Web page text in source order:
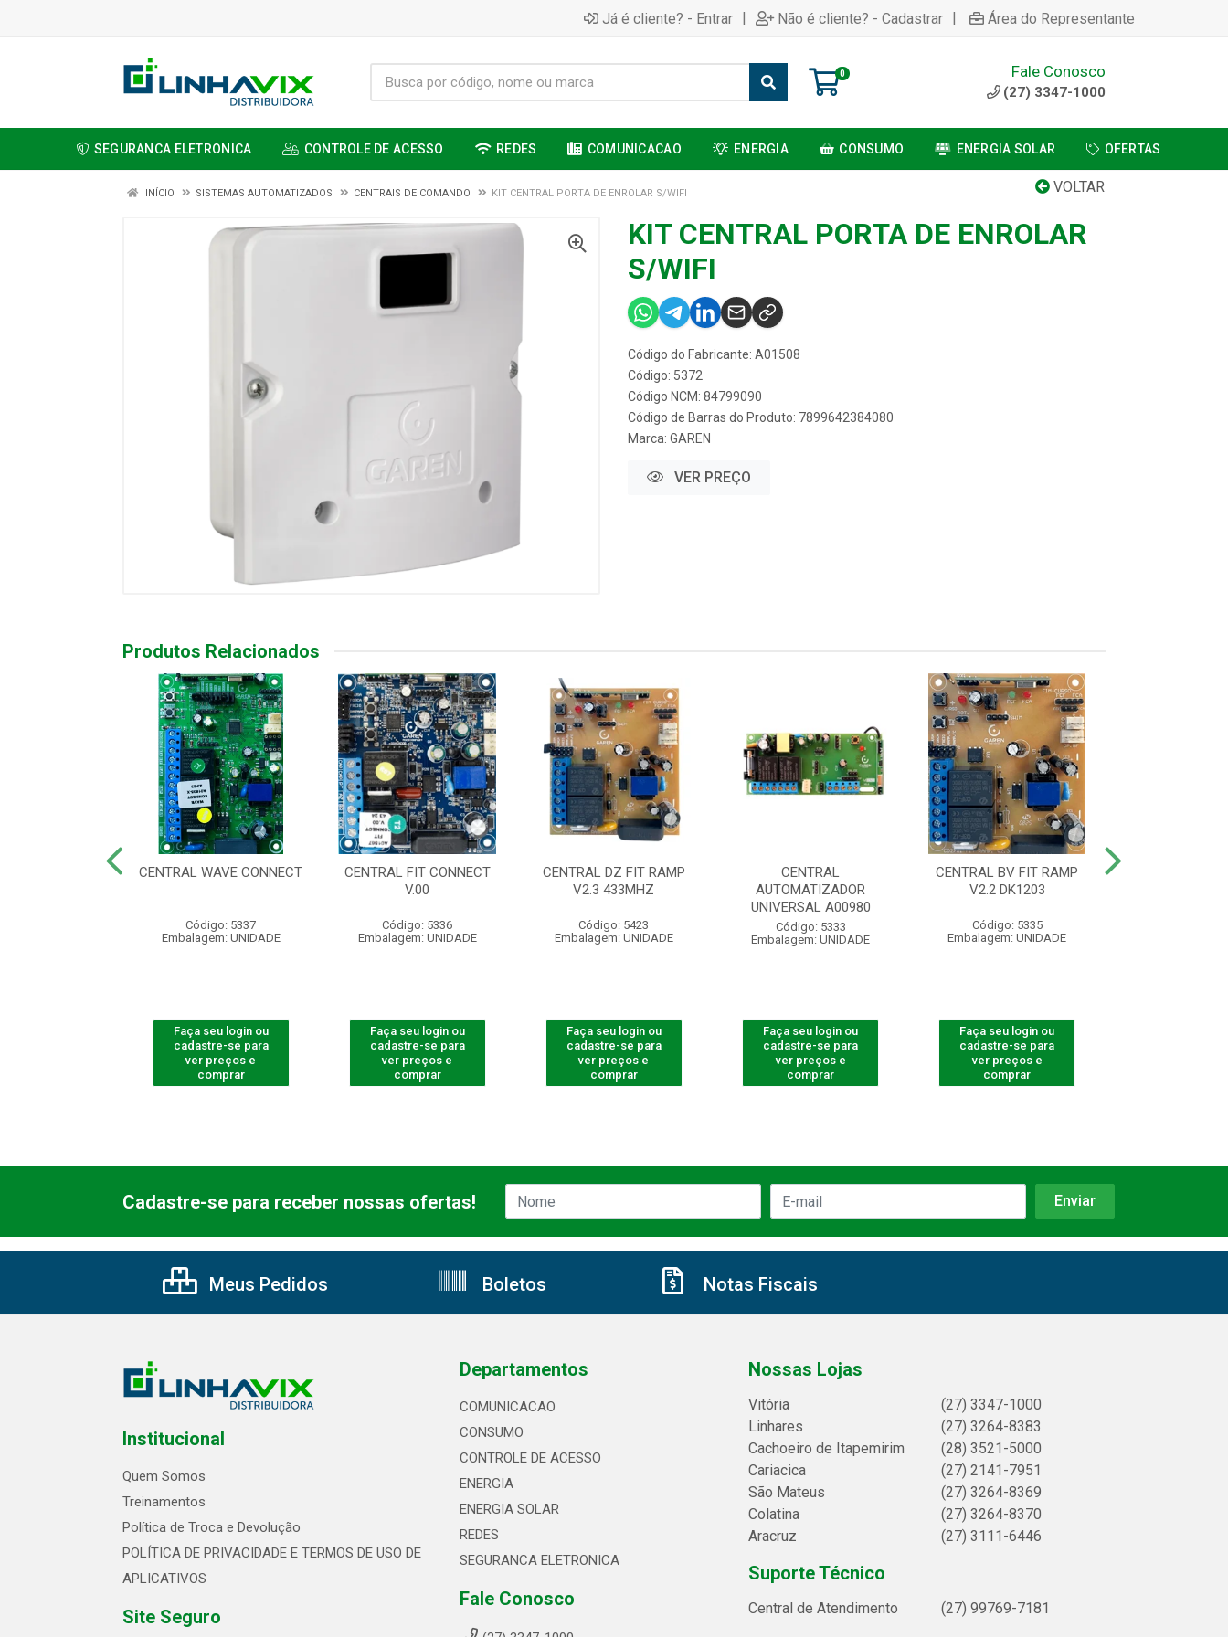
Já é cliente? - Entrar | Não é cliente? - Cadastrar | Área do Representante
0 Fale Conosco
(27) 3347-1000
SEGURANCA ELETRONICA CONTROLE DE ACESSO REDES COMUNICACAO ENERGIA CONSUMO ENERGIA SOLAR OFERTAS
VOLTAR
INÍCIO SISTEMAS AUTOMATIZADOS CENTRAIS DE COMANDO KIT CENTRAL PORTA DE ENROLAR S/WIFI
KIT CENTRAL PORTA DE ENROLAR
S/WIFI
Código do Fabricante: A01508
Código: 5372
Código NCM: 84799090
Código de Barras do Produto: 7899642384080
Marca: GAREN
VER PREÇO
Produtos Relacionados
CENTRAL WAVE CONNECT
Código: 5337
Embalagem: UNIDADE
Faça seu login ou
cadastre-se para
ver preços e
comprar
CENTRAL FIT CONNECT
V.00
Código: 5336
Embalagem: UNIDADE
Faça seu login ou
cadastre-se para
ver preços e
comprar
CENTRAL DZ FIT RAMP
V2.3 433MHZ
Código: 5423
Embalagem: UNIDADE
Faça seu login ou
cadastre-se para
ver preços e
comprar
CENTRAL
AUTOMATIZADOR
UNIVERSAL A00980
Código: 5333
Embalagem: UNIDADE
Faça seu login ou
cadastre-se para
ver preços e
comprar
CENTRAL BV FIT RAMP
V2.2 DK1203
Código: 5335
Embalagem: UNIDADE
Faça seu login ou
cadastre-se para
ver preços e
comprar
Cadastre-se para receber nossas ofertas!
Meus Pedidos Boletos Notas Fiscais
Institucional
Quem Somos
Treinamentos
Política de Troca e Devolução
POLÍTICA DE PRIVACIDADE E TERMOS DE USO DE
APLICATIVOS
Site Seguro
Departamentos
COMUNICACAO
CONSUMO
CONTROLE DE ACESSO
ENERGIA
ENERGIA SOLAR
REDES
SEGURANCA ELETRONICA
Fale Conosco
Nossas Lojas
Vitória
(27) 3347-1000
Linhares
(27) 3264-8383
Cachoeiro de Itapemirim
(28) 3521-5000
Cariacica
(27) 2141-7951
São Mateus
(27) 3264-8369
Colatina
(27) 3264-8370
Aracruz
(27) 3111-6446
Suporte Técnico
Central de Atendimento (27) 99769-7181